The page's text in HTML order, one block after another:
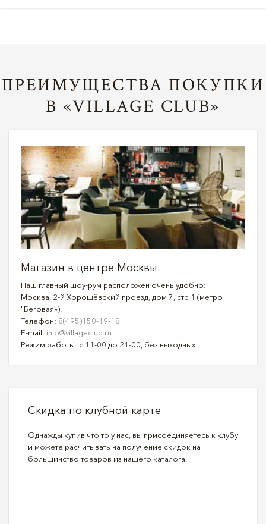
ПРЕИМУЩЕСТВА ПОКУПКИ
В «VILLAGE CLUB»
Магазин в центре Москвы
Наш главный шоу-рум расположен очень удобно:
Москва, 2-й Хорошёвский проезд, дом 7, стр 1 (метро
"Беговая»).
Телефон: 8(495)150-19-18
E-mail: info@villageclub.ru
Режим работы: с 11-00 до 21-00, без выходных
Скидка по клубной карте
Однажды купив что то у нас, вы присоединяетесь к клубу
и можете расчитывать на получение скидок на
большинство товаров из нашего каталога.